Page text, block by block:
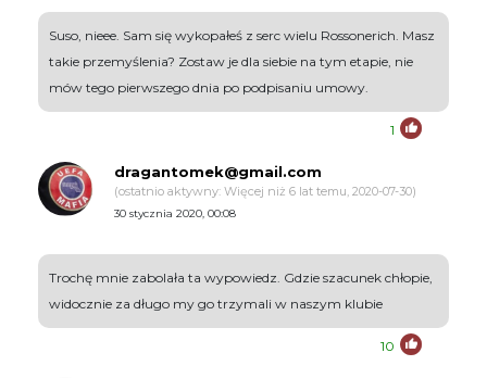
Suso, nieee. Sam się wykopałeś z serc wielu Rossonerich. Masz
takie przemyślenia? Zostaw je dla siebie na tym etapie, nie
mów tego pierwszego dnia po podpisaniu umowy.
1
dragantomek@gmail.com
(ostatnio aktywny: Więcej niż 6 lat temu, 2020-07-30)
30 stycznia 2020, 00:08
Trochę mnie zabolała ta wypowiedz. Gdzie szacunek chłopie,
widocznie za długo my go trzymali w naszym klubie
10